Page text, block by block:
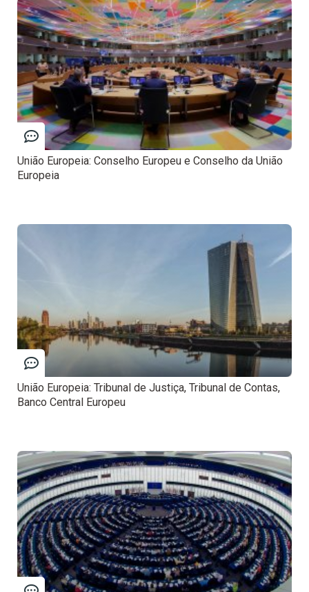
União Europeia: Conselho Europeu e Conselho da União
Europeia
União Europeia: Tribunal de Justiça, Tribunal de Contas,
Banco Central Europeu